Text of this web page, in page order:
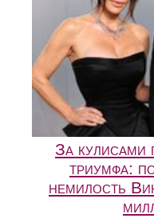
За кулисами
триумфа:
немилость